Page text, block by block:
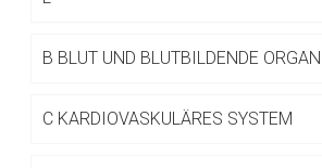
B BLUT UND BLUTBILDENDE
C KARDIOVASKULÄRES SYSTEM
Seite. Für die Inhalte der externen
Datenschutzbestimmungen.